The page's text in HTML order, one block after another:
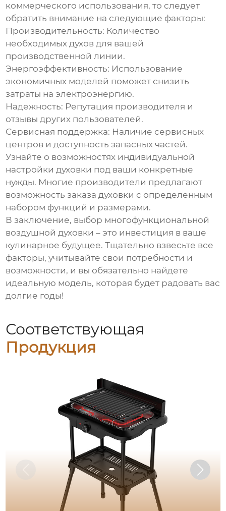
коммерческого использования, то следует
обратить внимание на следующие факторы:
Производительность: Количество
необходимых духов для вашей
производственной линии.
Энергоэффективность: Использование
экономичных моделей поможет снизить
затраты на электроэнергию.
Надежность: Репутация производителя и
отзывы других пользователей.
Сервисная поддержка: Наличие сервисных
центров и доступность запасных частей.
Узнайте о возможностях индивидуальной
настройки духовки под ваши конкретные
нужды. Многие производители предлагают
возможность заказа духовки с определенным
набором функций и размерами.
В заключение, выбор многофункциональной
воздушной духовки – это инвестиция в ваше
кулинарное будущее. Тщательно взвесьте все
факторы, учитывайте свои потребности и
возможности, и вы обязательно найдете
идеальную модель, которая будет радовать вас
долгие годы!
Соответствующая
Продукция